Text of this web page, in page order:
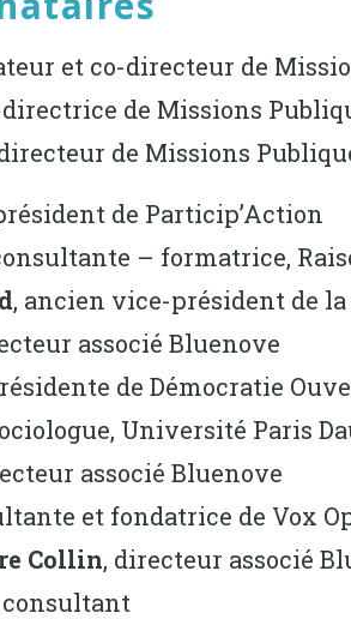
et co-directeur de
directrice de Missions
de Missions
de Particip’Action
– formatrice,
, ancien vice-président de la
associé Bluenove
de Démocratie
Université Paris
associé Bluenove
et fondatrice de Vox
Collin, directeur associé
consultant